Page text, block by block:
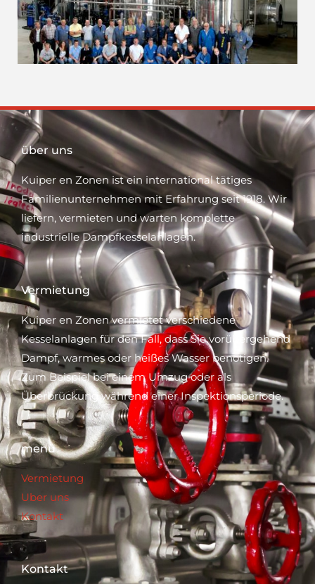
über uns
Kuiper en Zonen ist ein international tätiges
Familienunternehmen mit Erfahrung seit 1918. Wir
liefern, vermieten und warten komplette
industrielle Dampfkesselanlagen.
Vermietung
Kuiper en Zonen vermietet verschiedene
Kesselanlagen für den Fall, dass Sie vorübergehend
Dampf, warmes oder heißes Wasser benötigen.
Zum Beispiel bei einem Umzug oder als
Überbrückung während einer Inspektionsperiode.
menü
Vermietung
Uber uns
Kontakt
Kontakt